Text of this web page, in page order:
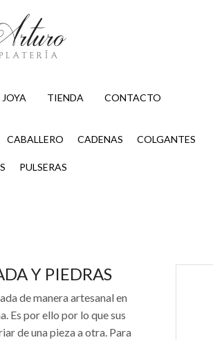
TIENDA CONTACTO
CABALLERO CADENAS COLGANTES
PULSERAS
Y PIEDRAS
de manera artesanal en
Es por ello por lo que sus
de una pieza a otra. Para